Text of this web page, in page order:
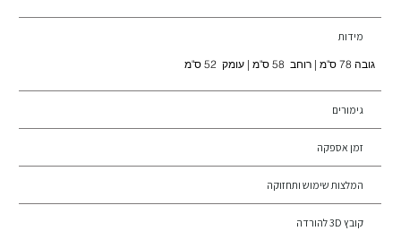
מידות
גובה 78 ס"מ | רוחב 58 ס"מ | עומק 52 ס"מ
גימורים
זמן אספקה
המלצות שימוש ותחזוקה
קובץ 3D להורדה